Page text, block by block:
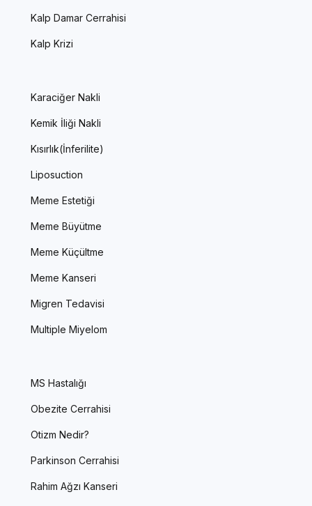
Kalp Damar Cerrahisi
Kalp Krizi
Karaciğer Nakli
Kemik İliği Nakli
Kısırlık(İnferilite)
Liposuction
Meme Estetiği
Meme Büyütme
Meme Küçültme
Meme Kanseri
Migren Tedavisi
Multiple Miyelom
MS Hastalığı
Obezite Cerrahisi
Otizm Nedir?
Parkinson Cerrahisi
Rahim Ağzı Kanseri